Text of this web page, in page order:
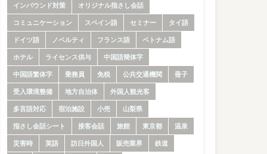
インバウンド対策
オリジナル指さし会話
コミュニケーション
スペイン語 セミナー
タイ語
ドイツ語
ノベルティ フランス語
ベトナム語
ホテル
ライセンス供与
中国語簡体字
中国語繁体字
乗務員 免税 公共交通機関
冊子
受入環境整備
地方自治体
外国人観光客
多言語対応
宿泊施設 小売
山梨県
指さし会話シート
接客会話 旅館 東京都
温泉
災害時
英語 訪日外国人 販売業界
鉄道